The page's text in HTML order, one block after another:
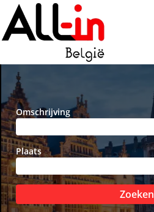
Omschrijving
Plaats
Zoeken